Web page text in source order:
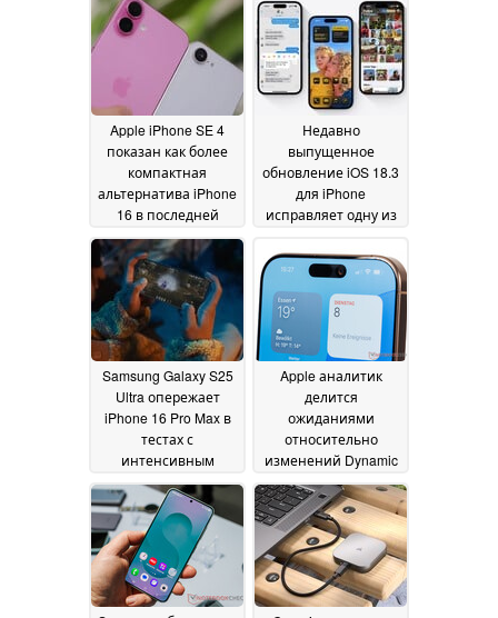
Apple iPhone SE 4
показан как более
компактная
альтернатива iPhone
16 в последней
утечке28 January 2025
Недавно
выпущенное
обновление iOS 18.3
для iPhone
исправляет одну из
критических ошибок
"Apple Intelligence"
28
January 2025
Samsung Galaxy S25
Ultra опережает
iPhone 16 Pro Max в
тестах с
интенсивным
использованием
GPU примерно на
36% 26 January 2025
Apple аналитик
делится
ожиданиями
относительно
изменений Dynamic
Island на iPhone 17
серии26 January 2025